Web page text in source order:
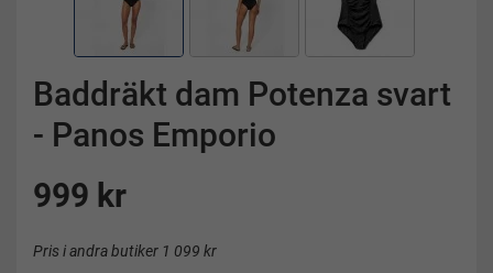
Baddräkt dam Potenza svart
- Panos Emporio
999 kr
Pris i andra butiker 1 099 kr